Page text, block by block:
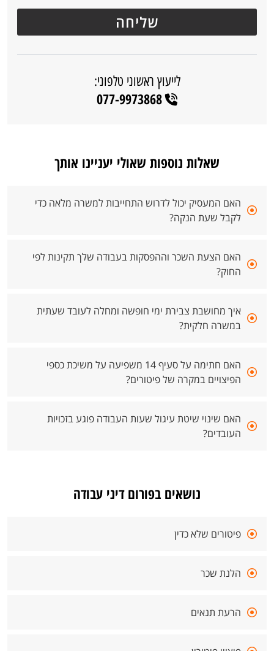
לייעוץ ראשוני טלפוני:
077-9973868
שאלות נוספות שאולי יעניינו אותך
האם המעסיק יכול לדרוש התחייבות למשרה מלאה כדי
לקבל שעת הנקה?
האם הצעת השכר וההפסקות בעבודה שלך תקינות לפי
החוק?
איך מחושבת צבירת ימי חופשה ומחלה לעובד שעתית
במשרה חלקית?
האם חתימה על סעיף 14 משפיעה על משיכת כספי
הפיצויים במקרה של פיטורים?
האם שינוי שיטת עיגול שעות העבודה פוגע בזכויות
העובדים?
נושאים בפורום דיני עבודה
פיטורים שלא כדין
הלנת שכר
הרעת תנאים